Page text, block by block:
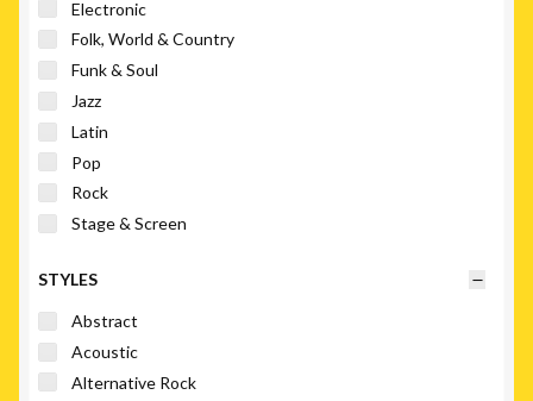
Electronic
Folk, World & Country
Funk & Soul
Jazz
Latin
Pop
Rock
Stage & Screen
STYLES
Abstract
Acoustic
Alternative Rock